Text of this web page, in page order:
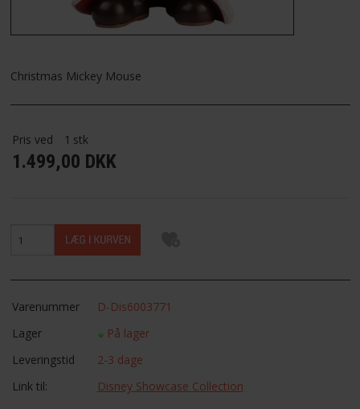
FAVORIT
FORTRYDELSESRET
Christmas Mickey Mouse
Pris ved 1 stk
1.499,00 DKK
Varenummer
D-Dis6003771
Lager
På lager
Leveringstid
2-3 dage
Link til:
Disney Showcase Collection